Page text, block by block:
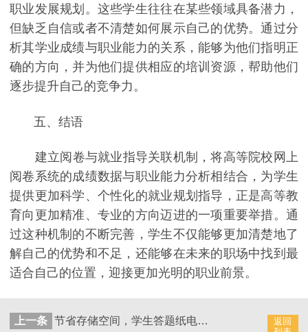
职业发展规划。这些学生往往在某些领域具备潜力，
但缺乏自信或者不清楚如何展示自己的优势。通过分
析其学业成绩与职业能力的关系，能够为他们指明正
确的方向，并为他们提供相应的培训资源，帮助他们
逐步提升自己的竞争力。
五、结语
建立阅卷与就业指导关联机制，将高等院校网上
阅卷系统的成绩数据与职业能力分析相结合，为学生
提供更加科学、个性化的就业规划指导，正是高等教
育向更加精准、专业的方向迈进的一项重要举措。通
过这种机制的不断完善，学生不仅能够更加清楚地了
解自己的优势和不足，还能够在未来的职场中找到最
适合自己的位置，迎接更加光明的职业前景。
返回
上一条 节省存储空间，学生答题纸电子化存档成绩系统，优化资源利用，推动学校信息化建设